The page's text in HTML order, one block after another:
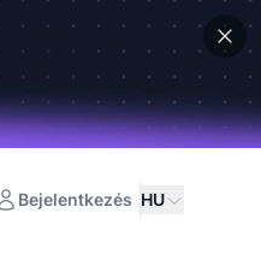
Bejelentkezés HU